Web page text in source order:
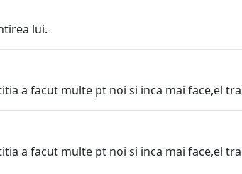
lui.
a facut multe pt noi si inca mai face,el
a facut multe pt noi si inca mai face,el